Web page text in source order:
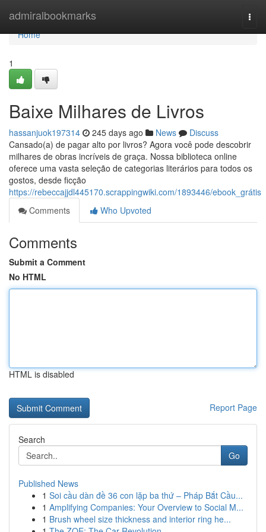
admiralbookmarks
Home
Home
1
Baixe Milhares de Livros
hassanjuok197314 245 days ago News
Discuss
Cansado(a) de pagar alto por livros? Agora você pode descobrir
milhares de obras incríveis de graça. Nossa biblioteca online
oferece uma vasta seleção de categorias literários para todos os
gostos, desde ficção
https://rebeccajjdl445170.scrappingwiki.com/1893446/ebook_grátis
Comments
Who Upvoted
Comments
Submit a Comment
No HTML
HTML is disabled
Report Page
Search
Go
Published News
1 Soi cầu dàn đề 36 con lặp ba thứ – Pháp Bắt Cầu...
1 Amplifying Companies: Your Overview to Social M...
1 Brush wheel size thickness and interior ring he...